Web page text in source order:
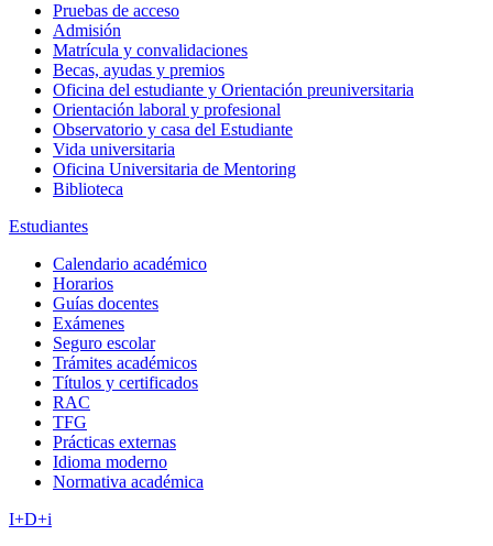
Pruebas de acceso
Admisión
Matrícula y convalidaciones
Becas, ayudas y premios
Oficina del estudiante y Orientación preuniversitaria
Orientación laboral y profesional
Observatorio y casa del Estudiante
Vida universitaria
Oficina Universitaria de Mentoring
Biblioteca
Estudiantes
Calendario académico
Horarios
Guías docentes
Exámenes
Seguro escolar
Trámites académicos
Títulos y certificados
RAC
TFG
Prácticas externas
Idioma moderno
Normativa académica
I+D+i